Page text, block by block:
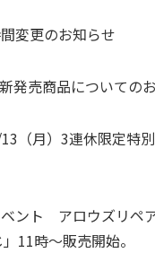
変更のお知らせ
発売商品についてのお
（月）3連休限定特
ント アロウズリペ
11時～販売開始。